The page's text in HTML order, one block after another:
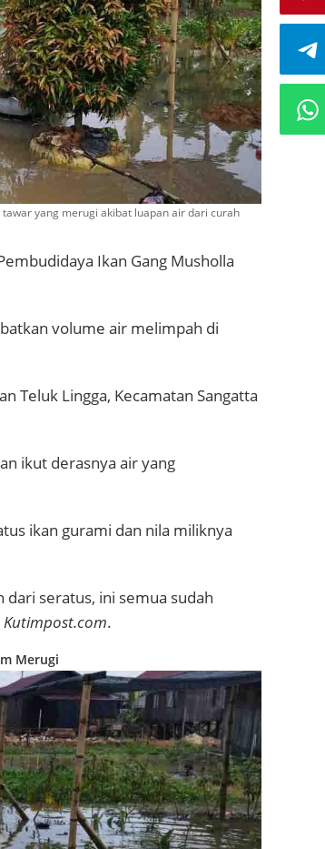
yang merugi akibat luapan air dari curah
Ikan Gang Musholla
volume air melimpah di
Teluk Lingga, Kecamatan Sangatta
ikut derasnya air yang
ikan gurami dan nila miliknya
dari seratus, ini semua sudah
Kutimpost.com.
Merugi